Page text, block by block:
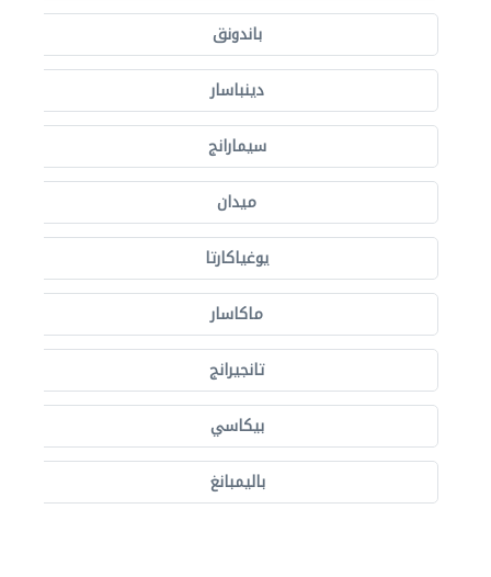
باندونق
دينباسار
سيمارانج
ميدان
يوغياكارتا
ماكاسار
تانجيرانج
بيكاسي
باليمبانغ